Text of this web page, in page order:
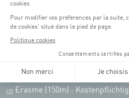
Parkplätze
(1)Parking Coque : Kostenpflichtig
Parken für Coque Kunden
Verfügung. Bitte nutzen Sie nach
(2) Erasme (150m) :